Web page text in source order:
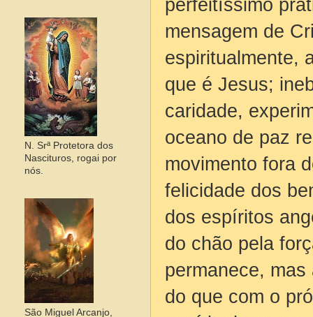
perfeitíssimo
mensagem de
espiritualmente,
que é Jesus;
caridade,
oceano de paz
movimento fora
felicidade dos
dos espíritos
do chão pela
permanece,
do que com o
N. Srª Protetora dos
Nascituros, rogai por
nós.
São Miguel Arcanjo,